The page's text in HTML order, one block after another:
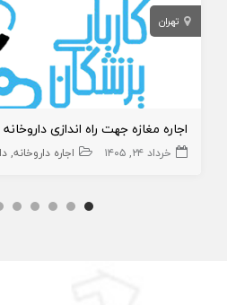
تهران
اجاره مغازه جهت راه اندازی داروخانه
خرداد ۲۴, ۱۴۰۵ اجاره داروخانه